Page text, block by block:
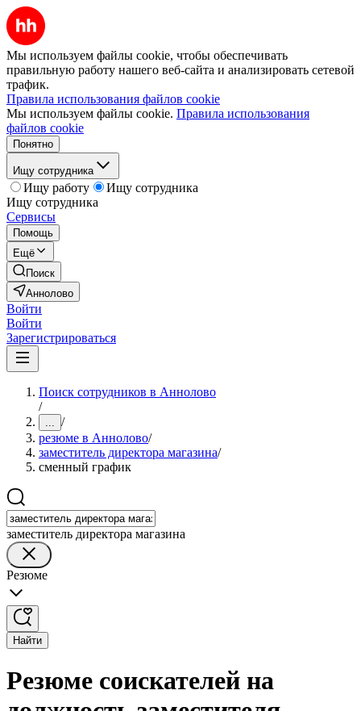
Мы используем файлы cookie, чтобы обеспечивать
правильную работу нашего веб-сайта и анализировать сетевой
трафик.
Правила использования файлов cookie
Мы используем файлы cookie. Правила использования
файлов cookie
Понятно
Ищу сотрудника
Ищу работу
Ищу сотрудника
Ищу сотрудника
Сервисы
Помощь
Ещё
Поиск
Аннолово
Войти
Войти
Зарегистрироваться
Поиск сотрудников в Аннолово
/
... /
резюме в Аннолово/
заместитель директора магазина/
сменный график
заместитель директора магазина
Резюме
Найти
Резюме соискателей на